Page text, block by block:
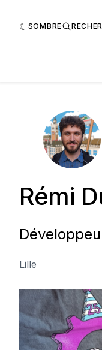
SOMBRE
Rémi
Lille